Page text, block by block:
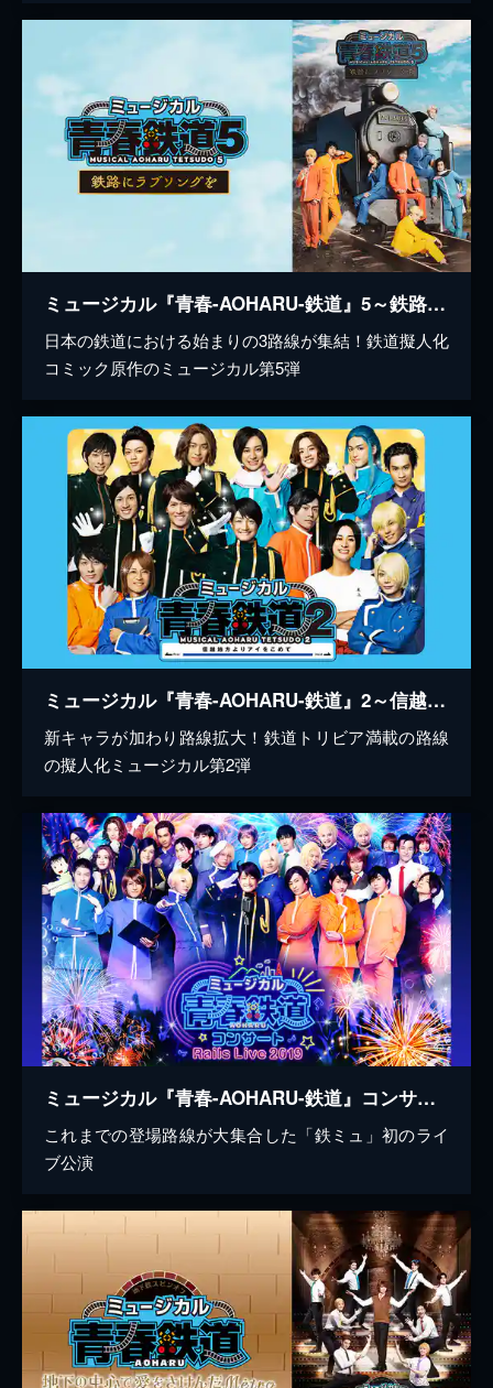
ミュージカル『青春-AOHARU-鉄道』5～鉄路にラブソングを～
日本の鉄道における始まりの3路線が集結！鉄道擬人化
コミック原作のミュージカル第5弾
ミュージカル『青春-AOHARU-鉄道』2～信越地方よりアイをこめて～
新キャラが加わり路線拡大！鉄道トリビア満載の路線
の擬人化ミュージカル第2弾
ミュージカル『青春-AOHARU-鉄道』コンサート Rails Live 2019
これまでの登場路線が大集合した「鉄ミュ」初のライ
ブ公演